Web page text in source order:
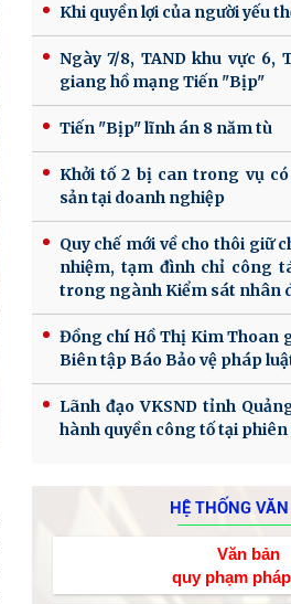
Khi quyền lợi của người yếu
Ngày 7/8, TAND khu vực 6,
giang hồ mạng Tiến "Bịp"
Tiến "Bịp" lĩnh án 8 năm tù
Khởi tố 2 bị can trong vụ
sản tại doanh nghiệp
Quy chế mới về cho thôi giữ
nhiệm, tạm đình chỉ công
trong ngành Kiểm sát nhân
Đồng chí Hồ Thị Kim Thoan
Biên tập Báo Bảo vệ pháp
Lãnh đạo VKSND tỉnh
hành quyền công tố tại
HỆ THỐNG
Văn bản
quy phạm